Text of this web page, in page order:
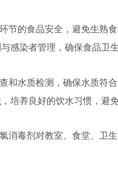
节的食品安全，避免生熟
感染者管理，确保食品卫生
和水质检测，确保水质符
培养良好的饮水习惯，避
消毒剂对教室、食堂、卫